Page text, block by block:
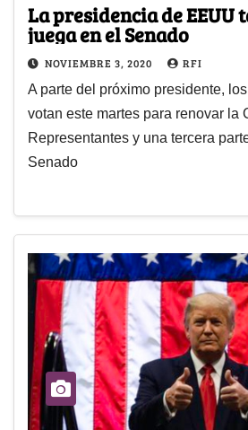
La presidencia de EEUU
juega en el Senado
NOVIEMBRE 3, 2020 RFI
A parte del próximo presidente,
votan este martes para renovar la
Representantes y una tercera
Senado